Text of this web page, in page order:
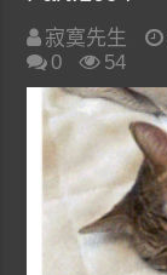
寂寞先生
0
54